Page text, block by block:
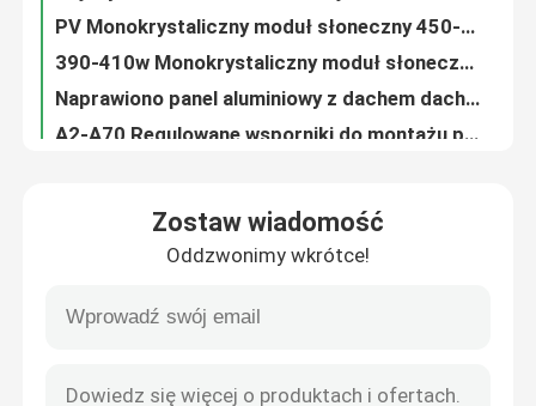
O nas
Wycieczka po fabryce
Sprawy
Systemy montażu fotowoltaicznego słonecznego
Zostaw wiadomość
Oddzwonimy wkrótce!